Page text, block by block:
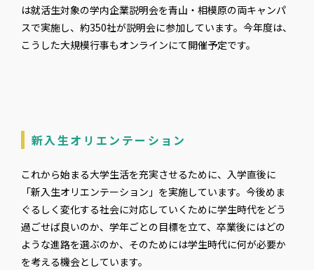
は就活生対象の学内企業説明会を青山・相模原の両キャンパ
スで実施し、約350社が説明会に参加しています。今年度は、
こうした大規模行事もオンラインにて開催予定です。
新入生オリエンテーション
これから始まる大学生活を充実させるために、入学直後に
「新入生オリエンテーション」を実施しています。今後めま
ぐるしく変化する社会に対応していくために学生時代をどう
過ごせば良いのか、学年ごとの目標を立て、卒業後にはどの
ような進路を選ぶのか、そのためには学生時代に何が必要か
を考える機会としています。